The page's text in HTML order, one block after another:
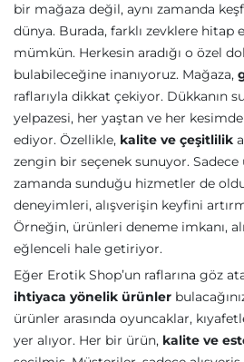
bir mağaza değil, aynı zamanda
dünya. Burada, farklı zevklere hitap
mümkün. Herkesin aradığı o özel
bulabileceğine inanıyoruz. Mağaza,
raflarıyla dikkat çekiyor. Dükkanın
yelpazesi, her yaştan ve her
ediyor. Özellikle, kalite ve çeşitlilik
zengin bir seçenek sunuyor. Sadece
zamanda sunduğu hizmetler de
deneyimleri, alışverişin keyfini
Örneğin, ürünleri deneme imkanı,
eğlenceli hale getiriyor.
Eğer Erotik Shop’un raflarına göz
ihtiyaca yönelik ürünler
ürünler arasında oyuncaklar,
yer alıyor. Her bir ürün, kalite ve